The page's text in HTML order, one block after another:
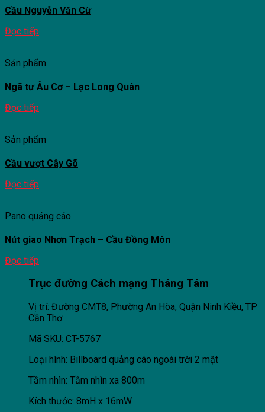
Cầu Nguyễn Văn Cừ
Đọc tiếp
Sản phẩm
Ngã tư Âu Cơ – Lạc Long Quân
Đọc tiếp
Sản phẩm
Cầu vượt Cây Gõ
Đọc tiếp
Pano quảng cáo
Nút giao Nhơn Trạch – Cầu Đồng Môn
Đọc tiếp
Trục đường Cách mạng Tháng Tám
Vị trí: Đường CMT8, Phường An Hòa, Quận Ninh Kiều, TP
Cần Thơ
Mã SKU: CT-5767
Loại hình: Billboard quảng cáo ngoài trời 2 mặt
Tầm nhìn: Tầm nhìn xa 800m
Kích thước: 8mH x 16mW